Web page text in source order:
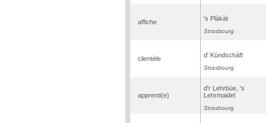
affiche 's Plàkàt
Strasbourg
clientèle d' Kùndschàft
Strasbourg
apprenti(e)
d'r Lehrbüe, 's
Lehrmaidel
Strasbourg